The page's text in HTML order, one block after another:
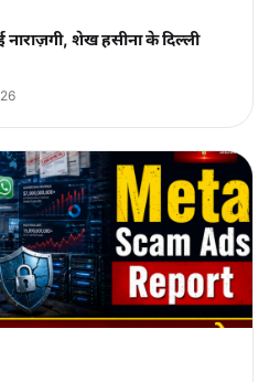
नाराज़गी, शेख हसीना के दिल्ली